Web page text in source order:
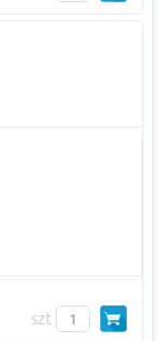
szt